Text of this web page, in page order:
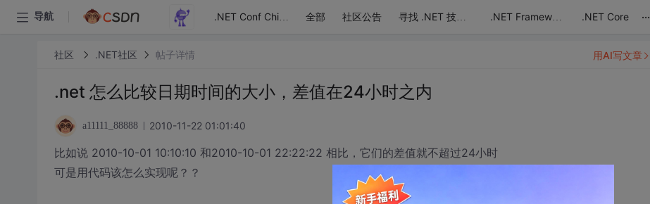
导航 .NET Conf China 全部 社区公告 寻找 .NET 技术达人 .NET Framework .NET Core ...
社区 .NET社区 帖子详情
.net 怎么比较日期时间的大小，差值在24小时之内
a11111_88888 2010-11-22 01:01:40
比如说 2010-10-01 10:10:10 和2010-10-01 22:22:22 相比，它们的差值就不超过24小时
可是用代码该怎么实现呢？？
用AI写文章